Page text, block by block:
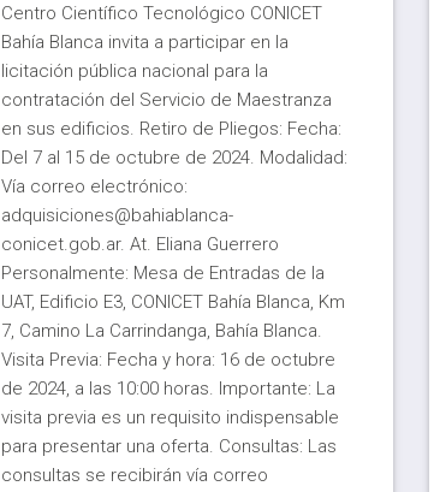
Centro Científico Tecnológico CONICET
Bahía Blanca invita a participar en la
licitación pública nacional para la
contratación del Servicio de Maestranza
en sus edificios. Retiro de Pliegos: Fecha:
Del 7 al 15 de octubre de 2024. Modalidad:
Vía correo electrónico:
adq‌uisiciones@‍bahiablanca-
conicet.gob.ar. At. Eliana Guerrero
Personalmente: Mesa de Entradas de la
UAT, Edificio E3, CONICET Bahía Blanca, Km
7, Camino La Carrindanga, Bahía Blanca.
Visita Previa: Fecha y hora: 16 de octubre
de 2024, a las 10:00 horas. Importante: La
visita previa es un requisito indispensable
para presentar una oferta. Consultas: Las
consultas se recibirán vía correo